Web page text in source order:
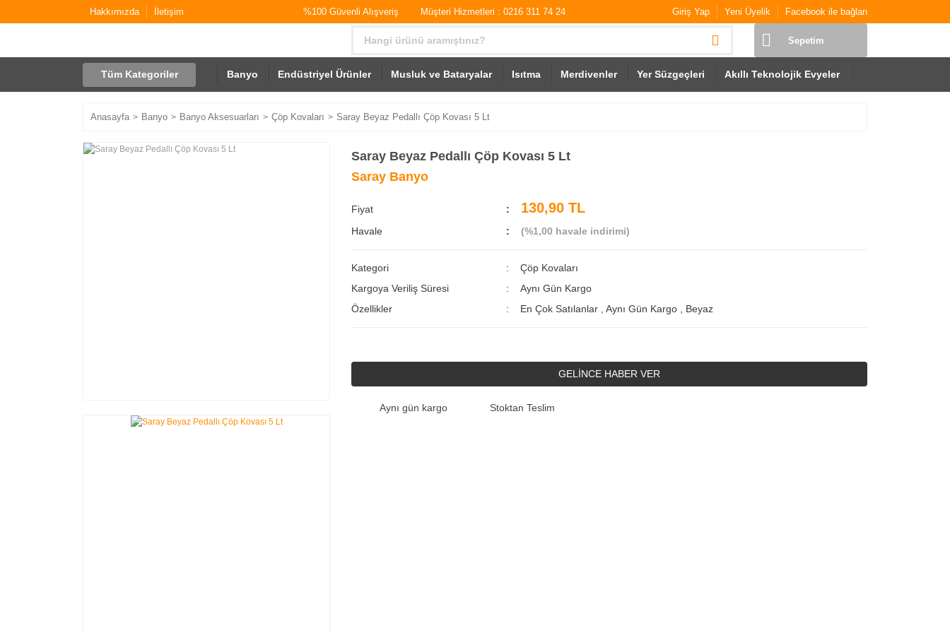
Hakkımızda İletişim %100 Güvenli Alışveriş Müşteri Hizmetleri : 0216 311 74 24 Giriş Yap Yeni Üyelik Facebook ile bağlan
Sepetim
Tüm Kategoriler Banyo Endüstriyel Ürünler Musluk ve Bataryalar Isıtma Merdivenler Yer Süzgeçleri Akıllı Teknolojik Evyeler
Anasayfa Banyo Banyo Aksesuarları Çöp Kovaları Saray Beyaz Pedallı Çöp Kovası 5 Lt
Saray Beyaz Pedallı Çöp Kovası 5 Lt
Saray Banyo
Fiyat 130,90 TL
Havale (%1,00 havale indirimi)
Kategori
Çöp Kovaları
Kargoya Veriliş Süresi
Aynı Gün Kargo
Özellikler
En Çok Satılanlar Aynı Gün Kargo Beyaz
GELİNCE HABER VER
Aynı gün kargo Stoktan Teslim